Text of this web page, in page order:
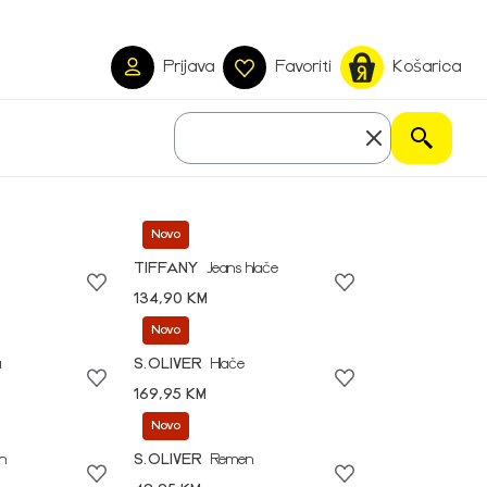
Prijava Favoriti Košarica
Novo
TIFFANY
Jeans hlače
134,90 KM
Novo
S.OLIVER
Hlače
169,95 KM
Novo
S.OLIVER
Remen